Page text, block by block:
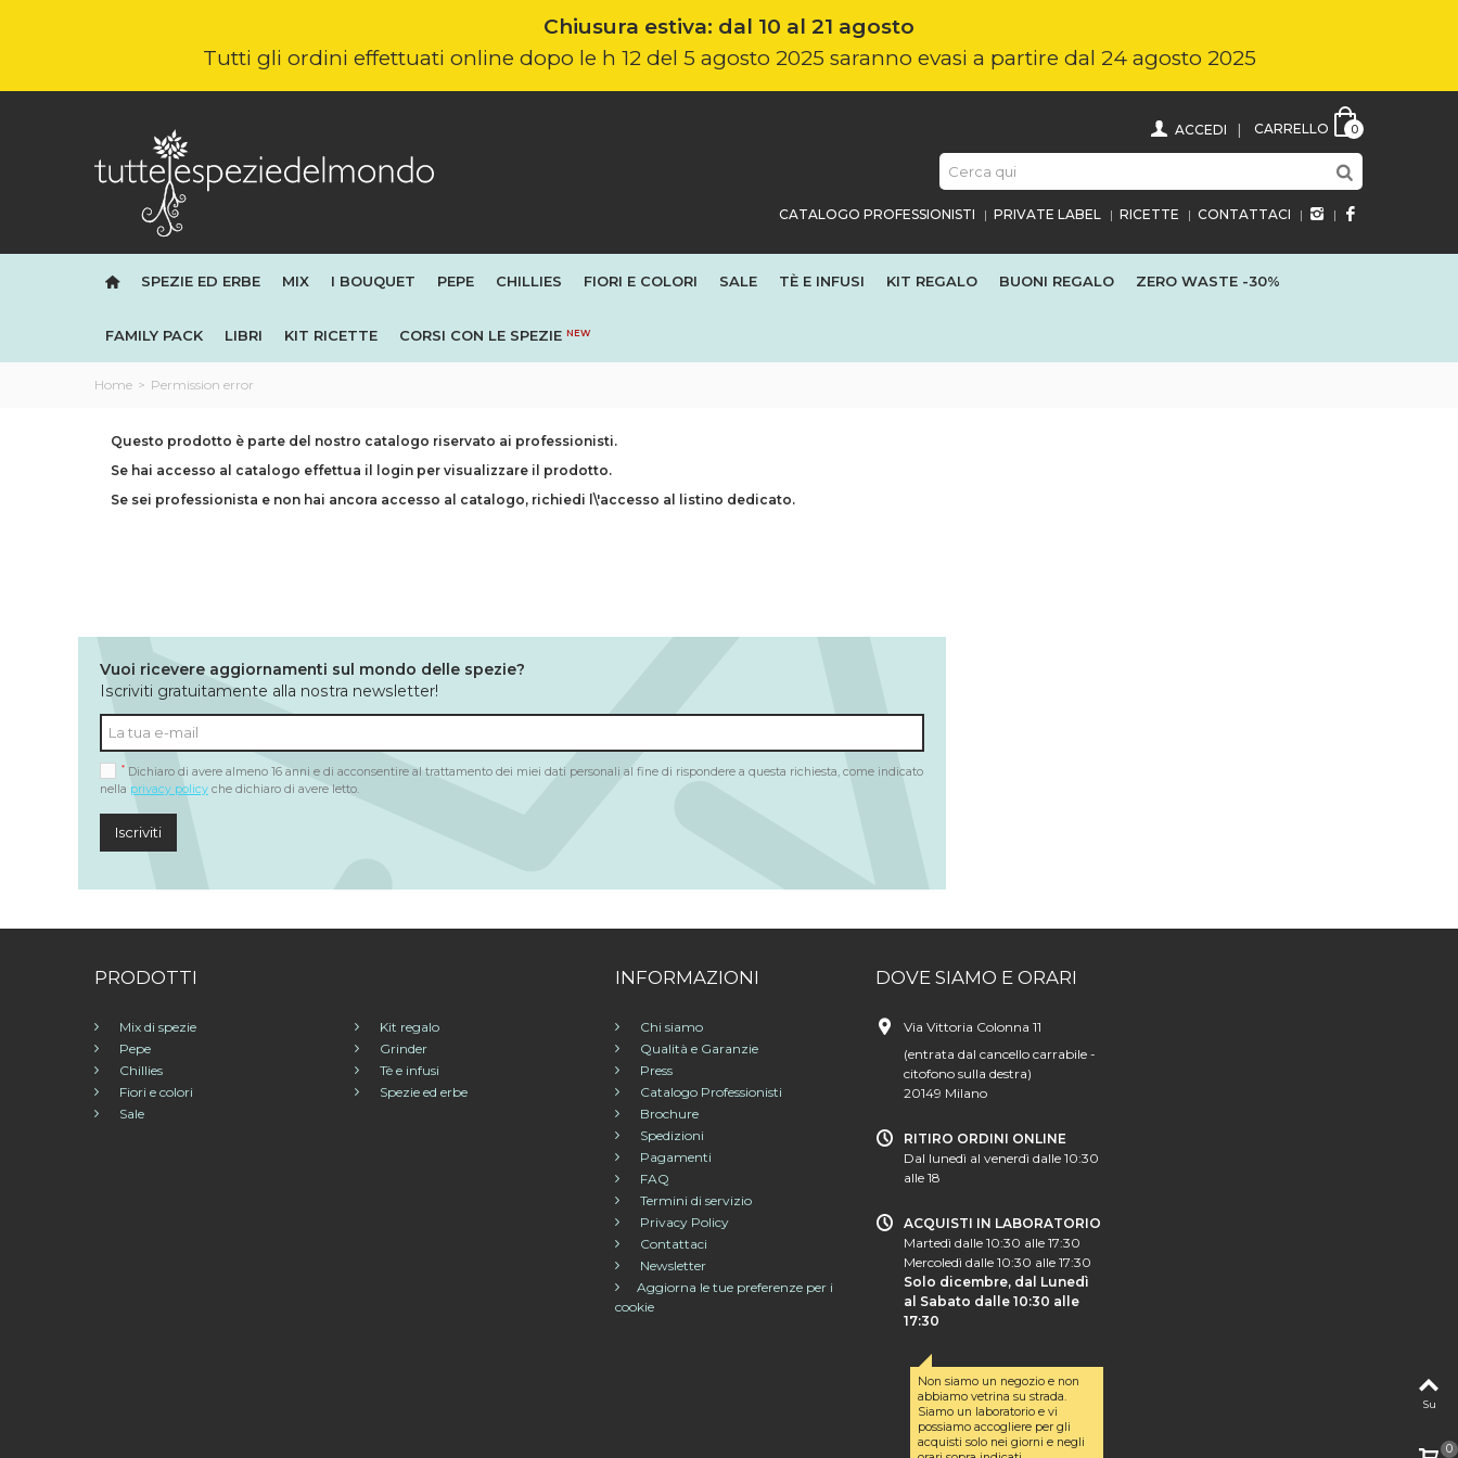
Chiusura estiva: dal 10 al 21 agosto
Tutti gli ordini effettuati online dopo le h 12 del 5 agosto 2025 saranno evasi a partire dal 24 agosto 2025
0
CARRELLO
ACCEDI
CONTATTACI
RICETTE
PRIVATE LABEL
CATALOGO PROFESSIONISTI
SPEZIE ED ERBE MIX I BOUQUET PEPE CHILLIES FIORI E COLORI SALE TÈ E INFUSI KIT REGALO BUONI REGALO ZERO WASTE -30%
FAMILY PACK LIBRI KIT RICETTE CORSI CON LE SPEZIE NEW
Home > Permission error
Questo prodotto è parte del nostro catalogo riservato ai professionisti.
Se hai accesso al catalogo effettua il login per visualizzare il prodotto.
Se sei professionista e non hai ancora accesso al catalogo, richiedi l\'accesso al listino dedicato.
Vuoi ricevere aggiornamenti sul mondo delle spezie?
Iscriviti gratuitamente alla nostra newsletter!
* Dichiaro di avere almeno 16 anni e di acconsentire al trattamento dei miei dati personali al fine di rispondere a questa richiesta, come indicato
nella privacy policy che dichiaro di avere letto.
Iscriviti
PRODOTTI
Mix di spezie
Pepe
Chillies
Fiori e colori
Sale
Kit regalo
Grinder
Tè e infusi
Spezie ed erbe
INFORMAZIONI
Chi siamo
Qualità e Garanzie
Press
Catalogo Professionisti
Brochure
Spedizioni
Pagamenti
FAQ
Termini di servizio
Privacy Policy
Contattaci
Newsletter
Aggiorna le tue preferenze per i
cookie
DOVE SIAMO E ORARI
Via Vittoria Colonna 11
(entrata dal cancello carrabile -
citofono sulla destra)
20149 Milano
RITIRO ORDINI ONLINE
Dal lunedì al venerdì dalle 10:30
alle 18
ACQUISTI IN LABORATORIO
Martedì dalle 10:30 alle 17:30
Mercoledì dalle 10:30 alle 17:30
Solo dicembre, dal Lunedì
al Sabato dalle 10:30 alle
17:30
Non siamo un negozio e non
abbiamo vetrina su strada.
Siamo un laboratorio e vi
possiamo accogliere per gli
acquisti solo nei giorni e negli
Su
0